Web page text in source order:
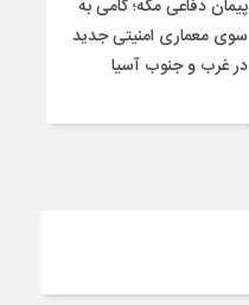
پیمان دفاعی مکه؛ گامی به
سوی معماری امنیتی جدید
در غرب و جنوب آسیا